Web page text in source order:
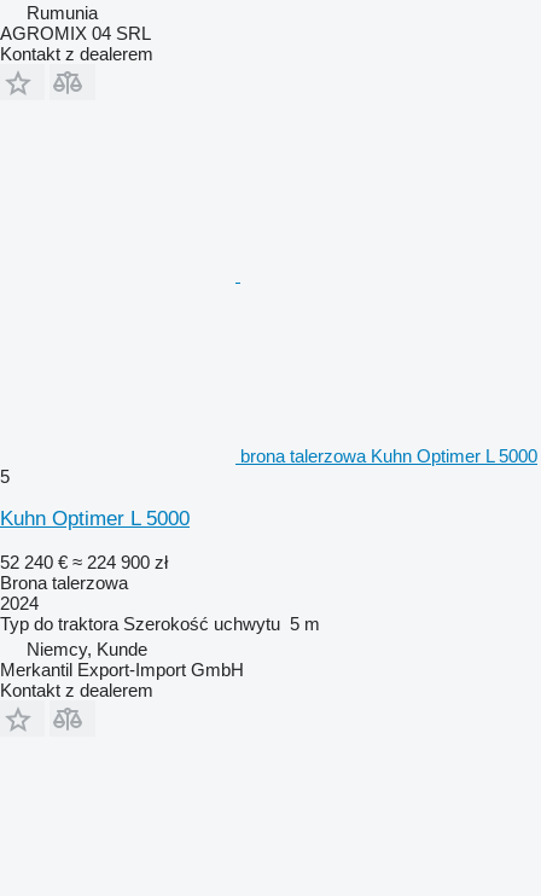
Rumunia
AGROMIX 04 SRL
Kontakt z dealerem
brona talerzowa Kuhn Optimer L 5000
5
Kuhn Optimer L 5000
52 240 € ≈ 224 900 zł
Brona talerzowa
2024
Typ do traktora Szerokość uchwytu 5 m
Niemcy, Kunde
Merkantil Export-Import GmbH
Kontakt z dealerem